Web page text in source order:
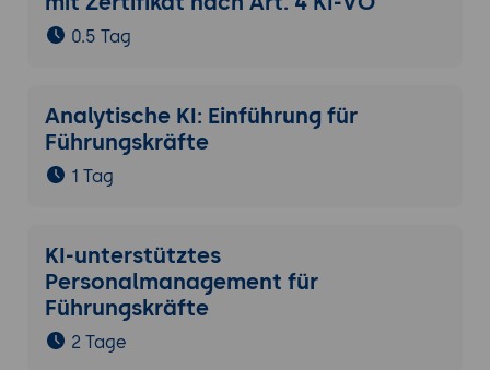
0.5 Tag
Analytische KI: Einführung für
Führungskräfte
1 Tag
KI-unterstütztes
Personalmanagement für
Führungskräfte
2 Tage